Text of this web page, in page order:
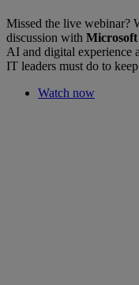
Missed the live webinar?
discussion with
AI and digital experience
IT leaders must do to
Watch now